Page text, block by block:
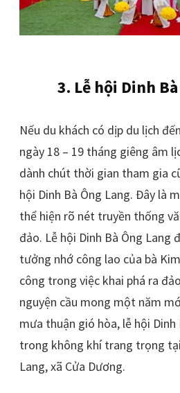
3. Lễ hội Dinh
Nếu du khách có dịp du lịch
ngày 18 – 19 tháng giêng âm
dành chút thời gian tham gia
hội Dinh Bà Ông Lang. Đây là
thể hiện rõ nét truyền thống
đảo. Lễ hội Dinh Bà Ông Lang
tưởng nhớ công lao của bà
công trong việc khai phá ra
nguyện cầu mong một năm
mưa thuận gió hòa, lễ hội Dinh
trong không khí trang trọng
Lang, xã Cửa Dương.